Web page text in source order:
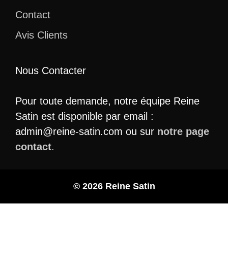
Contact
Avis Clients
Nous Contacter
Pour toute demande, notre équipe Reine
Satin est disponible par email :
admin@reine-satin.com ou sur notre page
contact.
© 2026 Reine Satin